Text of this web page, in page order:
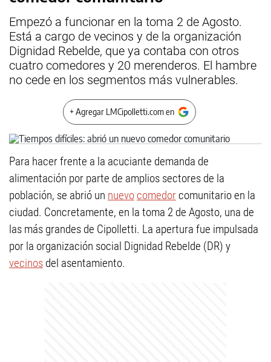
Empezó a funcionar en la toma 2 de Agosto.
Está a cargo de vecinos y de la organización
Dignidad Rebelde, que ya contaba con otros
cuatro comedores y 20 merenderos. El hambre
no cede en los segmentos más vulnerables.
+ Agregar LMCipolletti.com en
Para hacer frente a la acuciante demanda de
alimentación por parte de amplios sectores de la
población, se abrió un nuevo comedor comunitario en la
ciudad. Concretamente, en la toma 2 de Agosto, una de
las más grandes de Cipolletti. La apertura fue impulsada
por la organización social Dignidad Rebelde (DR) y
vecinos del asentamiento.